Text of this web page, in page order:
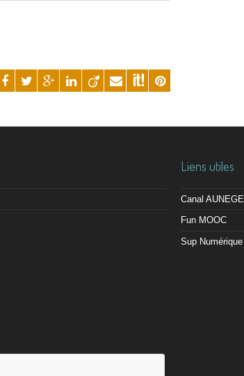
Liens utiles
Canal AUNEGE
Fun MOOC
Sup Numérique